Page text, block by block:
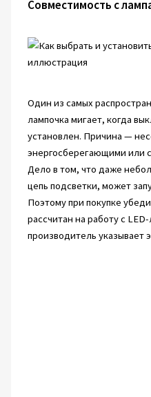
Совместимость с
Один из самых
лампочка мигает, когда
установлен. Причина —
энергосберегающими или
Дело в том, что даже
цепь подсветки, может
Поэтому при покупке
рассчитан на работу с
производитель указывает